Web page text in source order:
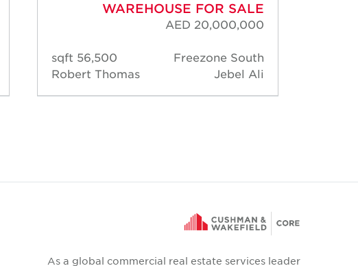
WAREHOUSE FOR SALE
AED 20,000,000
Freezone South
Jebel Ali
56,500 sqft
Robert Thomas
As a global commercial real estate services leader